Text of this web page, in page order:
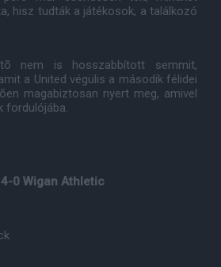
hisz tudták a játékosok, a találkozó
nem is hosszabbított semmit,
a United végülis a második félidei
magabiztosan nyert meg, amivel
fordulójába.
0 Wigan Athletic